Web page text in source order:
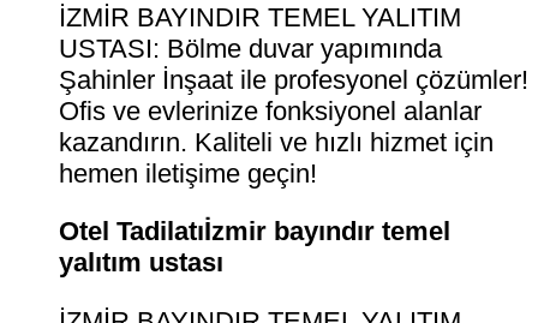
İZMİR BAYINDIR TEMEL YALITIM
USTASI: Bölme duvar yapımında
Şahinler İnşaat ile profesyonel çözümler!
Ofis ve evlerinize fonksiyonel alanlar
kazandırın. Kaliteli ve hızlı hizmet için
hemen iletişime geçin!
Otel Tadilatıİzmir bayındır temel
yalıtım ustası